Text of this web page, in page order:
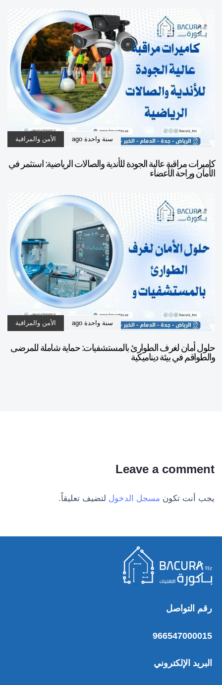
سنة واحدة ago الأمن والمراقبة
كاميرات مراقبة عالية الجودة للأندية والصالات الرياضية: استثمر في
الأمان وراحة الأعضاء
سنة واحدة ago الأمن والمراقبة
حلول أمان لغرف الطوارئ بالمستشفيات: حماية شاملة للمرضى
والطواقم في بيئة ديناميكية
Leave a comment
يجب أنت تكون مسجل الدخول لتضيف تعليقاً.
رقم التواصل
966547000015
البريد الإلكتروني